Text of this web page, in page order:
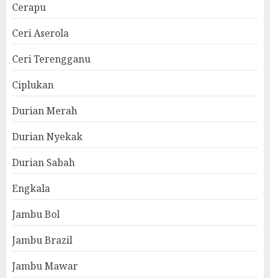
Cerapu
Ceri Aserola
Ceri Terengganu
Ciplukan
Durian Merah
Durian Nyekak
Durian Sabah
Engkala
Jambu Bol
Jambu Brazil
Jambu Mawar